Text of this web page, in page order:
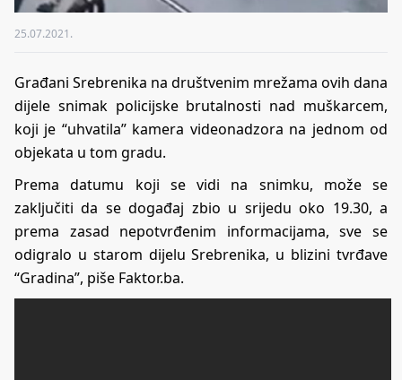
25.07.2021.
Građani Srebrenika na društvenim mrežama ovih dana
dijele snimak policijske brutalnosti nad muškarcem,
koji je “uhvatila” kamera videonadzora na jednom od
objekata u tom gradu.
Prema datumu koji se vidi na snimku, može se
zaključiti da se događaj zbio u srijedu oko 19.30, a
prema zasad nepotvrđenim informacijama, sve se
odigralo u starom dijelu Srebrenika, u blizini tvrđave
“Gradina”, piše Faktor.ba.